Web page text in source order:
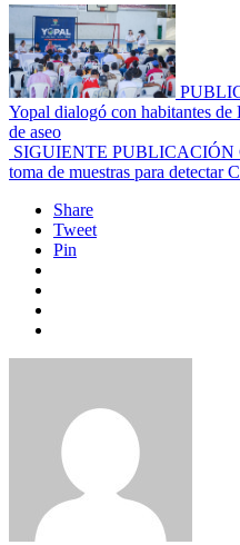
Yopal dialogó con habitantes
de aseo
SIGUIENTE PUBLICACIÓN
toma de muestras para detectar
Share
Tweet
Pin